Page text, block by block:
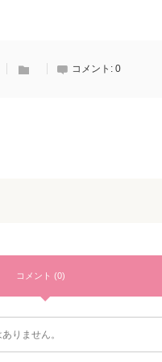
コメント: 0
コメント (0)
りません。